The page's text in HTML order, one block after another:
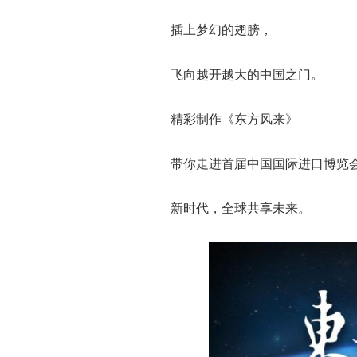
插上梦幻的翅膀，
飞向越开越大的中国之门。
精彩制作《东方风来》
带你走进首届中国国际进口博览
新时代，全球共享未来。